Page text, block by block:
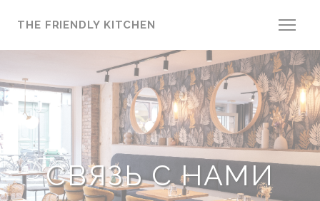
THE FRIENDLY KITCHEN
СВЯЗЬ С НАМИ